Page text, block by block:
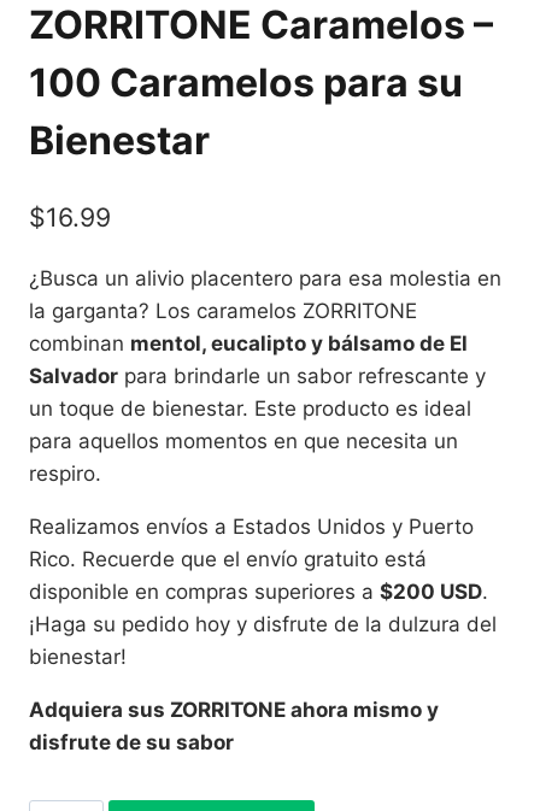
ZORRITONE Caramelos –
100 Caramelos para su
Bienestar
$16.99
¿Busca un alivio placentero para esa molestia en
la garganta? Los caramelos ZORRITONE
combinan mentol, eucalipto y bálsamo de El
Salvador para brindarle un sabor refrescante y
un toque de bienestar. Este producto es ideal
para aquellos momentos en que necesita un
respiro.
Realizamos envíos a Estados Unidos y Puerto
Rico. Recuerde que el envío gratuito está
disponible en compras superiores a $200 USD.
¡Haga su pedido hoy y disfrute de la dulzura del
bienestar!
Adquiera sus ZORRITONE ahora mismo y
disfrute de su sabor